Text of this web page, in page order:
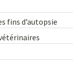
fins d’autopsie